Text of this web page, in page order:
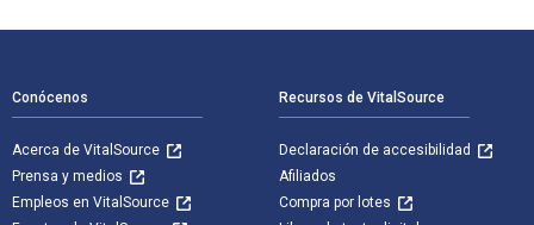
Conócenos
Acerca de VitalSource
Prensa y medios
Empleos en VitalSource
Recursos de VitalSource
Declaración de accesibilidad
Afiliados
Compra por lotes